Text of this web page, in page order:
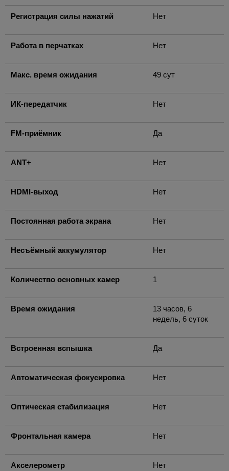
Регистрация силы нажатий Нет
Работа в перчатках Нет
Макс. время ожидания 49 сут
ИК-передатчик Нет
FM-приёмник Да
ANT+ Нет
HDMI-выход Нет
Постоянная работа экрана Нет
Несъёмный аккумулятор Нет
Количество основных камер 1
Время ожидания
13 часов, 6
недель, 6 суток
Встроенная вспышка Да
Автоматическая фокусировка Нет
Оптическая стабилизация Нет
Фронтальная камера Нет
Акселерометр Нет